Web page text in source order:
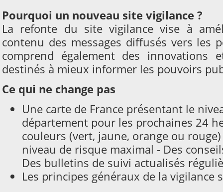
Pourquoi un nouveau site vigilance ?
La refonte du site vigilance vise à
contenu des messages diffusés vers les
comprend également des innovations
destinés à mieux informer les pouvoirs
Ce qui ne change pas
Une carte de France présentant le
département pour les prochaines 24
couleurs (vert, jaune, orange ou
niveau de risque maximal - Des
Des bulletins de suivi actualisés
Les principes généraux de la vigilance